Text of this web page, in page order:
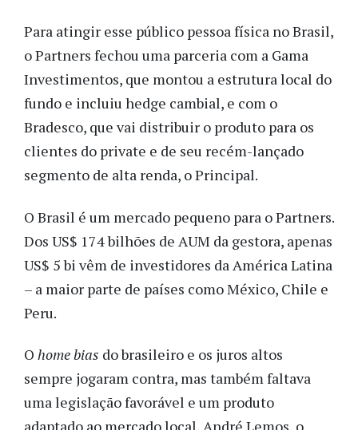
Para atingir esse público pessoa física no Brasil,
o Partners fechou uma parceria com a Gama
Investimentos, que montou a estrutura local do
fundo e incluiu hedge cambial, e com o
Bradesco, que vai distribuir o produto para os
clientes do private e de seu recém-lançado
segmento de alta renda, o Principal.
O Brasil é um mercado pequeno para o Partners.
Dos US$ 174 bilhões de AUM da gestora, apenas
US$ 5 bi vêm de investidores da América Latina
– a maior parte de países como México, Chile e
Peru.
O home bias do brasileiro e os juros altos
sempre jogaram contra, mas também faltava
uma legislação favorável e um produto
adaptado ao mercado local, André Lemos, o